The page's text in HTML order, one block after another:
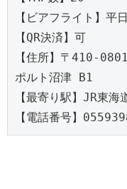
【ビアフライト】平
【QR決済】可
【住所】〒410-
ポルト沼津 B1
【最寄り駅】JR東
【電話番号】